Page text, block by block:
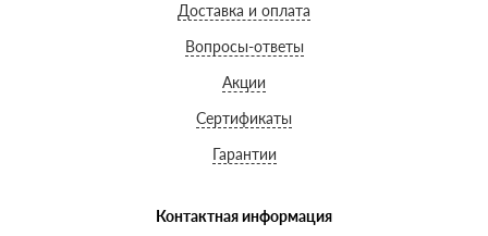
Доставка и оплата
Вопросы-ответы
Акции
Сертификаты
Гарантии
Контактная информация